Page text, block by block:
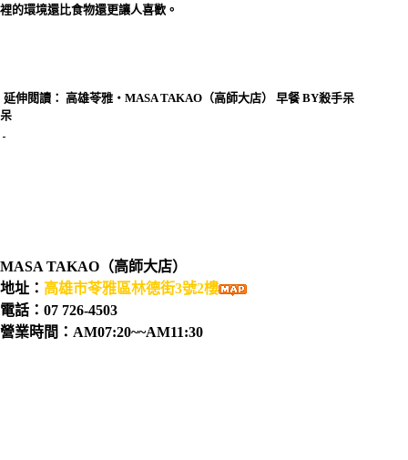
裡的環境還比食物還更讓人喜歡。
延伸閱讀： 高雄苓雅‧MASA TAKAO（高師大店） 早餐 BY殺手呆
呆
MASA TAKAO（高師大店）
地址： 高雄市苓雅區林德街3號2樓
電話：07 726-4503
營業時間：AM07:20~~AM11:30